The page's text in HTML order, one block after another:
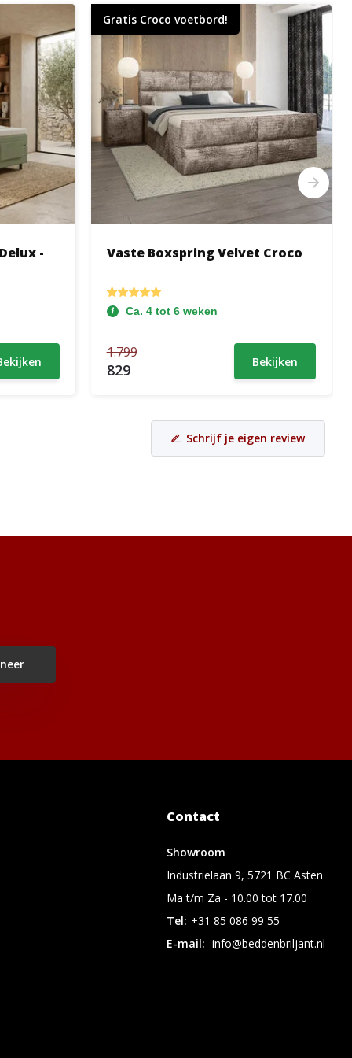
-
Gratis Croco voetbord!
Vaste Boxspring Velvet Croco
Ca. 4 tot 6 weken
1.799
829 Bekijken
Schrijf je eigen review
Contact
Showroom
Industrielaan 9, 5721 BC Asten
Ma t/m Za - 10.00 tot 17.00
Tel: +31 85 086 99 55
E-mail: info@beddenbriljant.nl